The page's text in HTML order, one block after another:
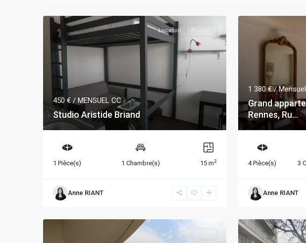
Location À Louer
450 €/ MENSUEL CC
Studio Aristide Briand
1 Pièce(s) 1 Chambre(s) 15 m2
Anne RIANT
1 380 €/
Grand
Rennes, Ru...
4 Pièce(s) 3
Anne RIANT